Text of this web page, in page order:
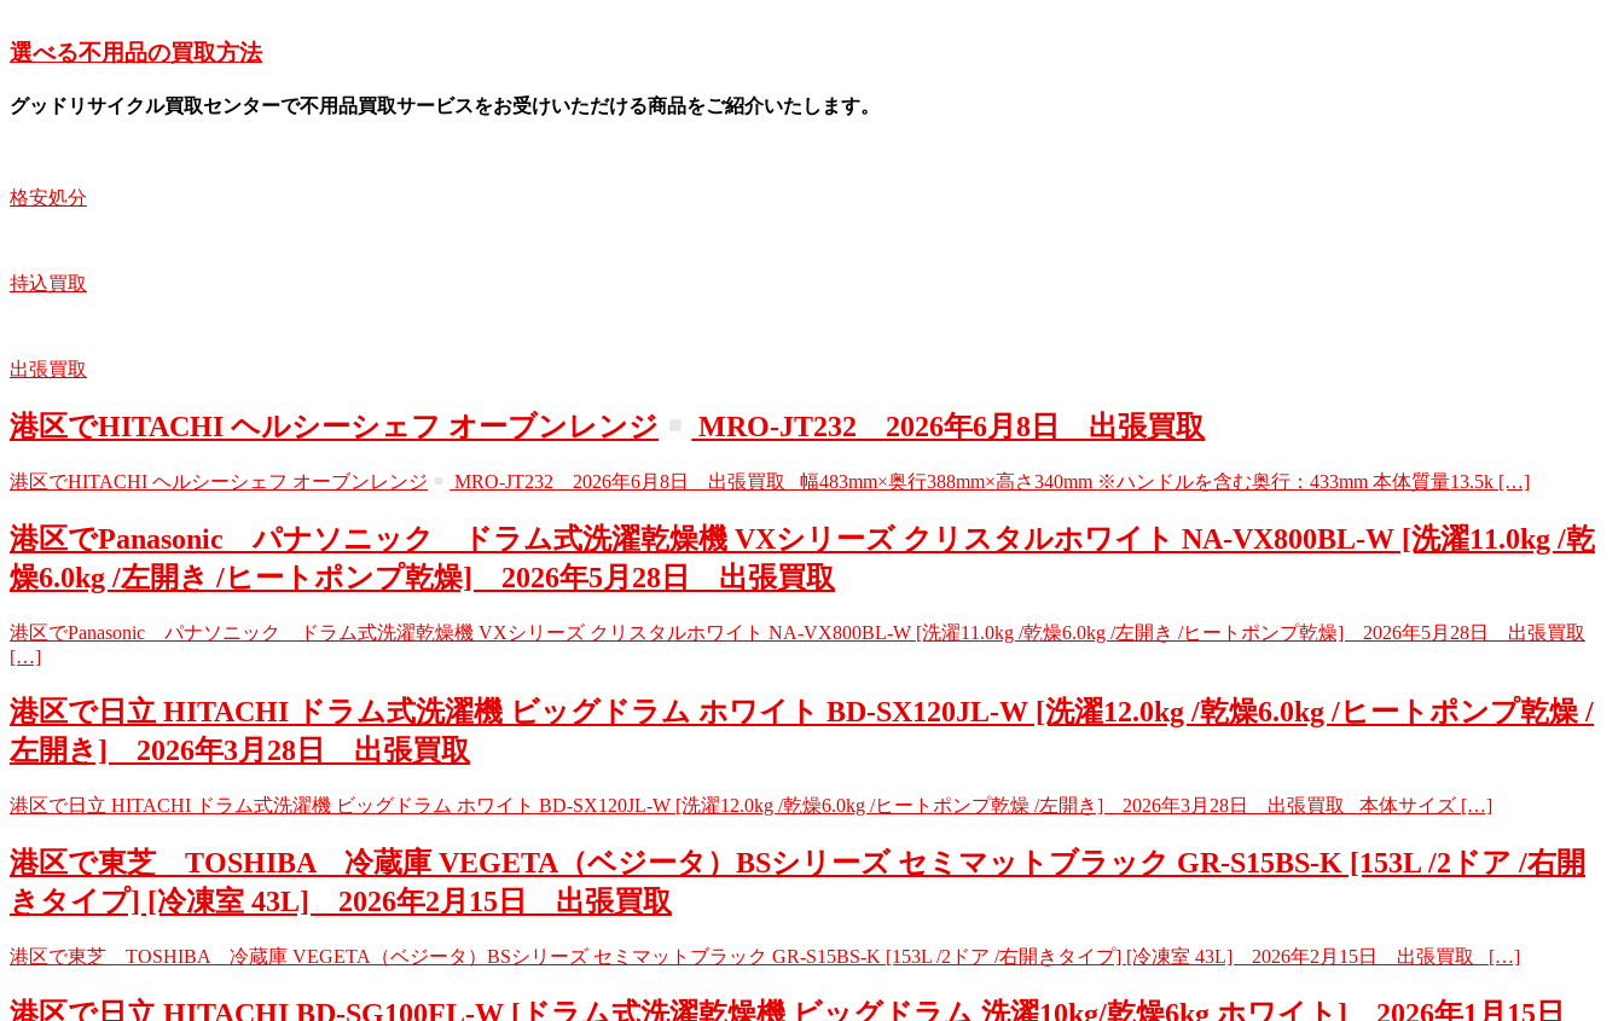
選べる不用品の買取方法
グッドリサイクル買取センターで不用品買取サービスをお受けいただける商品をご紹介いたします。
格安処分
持込買取
出張買取
港区でHITACHI ヘルシーシェフ オーブンレンジ MRO-JT232 2026年6月8日 出張買取
港区でHITACHI ヘルシーシェフ オーブンレンジ MRO-JT232 2026年6月8日 出張買取 幅483mm×奥行388mm×高さ340mm ※ハンドルを含む奥行：433mm 本体質量13.5k […]
港区でPanasonic パナソニック ドラム式洗濯乾燥機 VXシリーズ クリスタルホワイト NA-VX800BL-W [洗濯11.0kg /乾
燥6.0kg /左開き /ヒートポンプ乾燥] 2026年5月28日 出張買取
港区でPanasonic パナソニック ドラム式洗濯乾燥機 VXシリーズ クリスタルホワイト NA-VX800BL-W [洗濯11.0kg /乾燥6.0kg /左開き /ヒートポンプ乾燥] 2026年5月28日 出張買取
[…]
港区で日立 HITACHI ドラム式洗濯機 ビッグドラム ホワイト BD-SX120JL-W [洗濯12.0kg /乾燥6.0kg /ヒートポンプ乾燥 /
左開き] 2026年3月28日 出張買取
港区で日立 HITACHI ドラム式洗濯機 ビッグドラム ホワイト BD-SX120JL-W [洗濯12.0kg /乾燥6.0kg /ヒートポンプ乾燥 /左開き] 2026年3月28日 出張買取 本体サイズ […]
港区で東芝 TOSHIBA 冷蔵庫 VEGETA（ベジータ）BSシリーズ セミマットブラック GR-S15BS-K [153L /2ドア /右開
きタイプ] [冷凍室 43L] 2026年2月15日 出張買取
港区で東芝 TOSHIBA 冷蔵庫 VEGETA（ベジータ）BSシリーズ セミマットブラック GR-S15BS-K [153L /2ドア /右開きタイプ] [冷凍室 43L] 2026年2月15日 出張買取 […]
港区で日立 HITACHI BD-SG100FL-W [ドラム式洗濯乾燥機 ビッグドラム 洗濯10kg/乾燥6kg ホワイト] 2026年1月15日